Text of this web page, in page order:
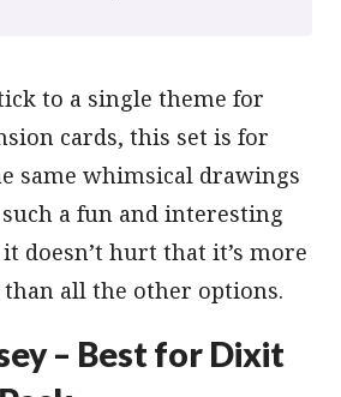
to a single theme for
cards, this set is for
same whimsical drawings
a fun and interesting
doesn’t hurt that it’s more
all the other options.
– Best for Dixit